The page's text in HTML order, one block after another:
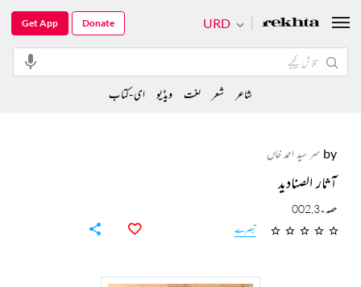
by سر سید احمد خاں
آثار الصنادید
حصہ۔002,3
تبصرے
URD
Get App Donate
شاعر شعر لغت ویڈیو ای-کتاب